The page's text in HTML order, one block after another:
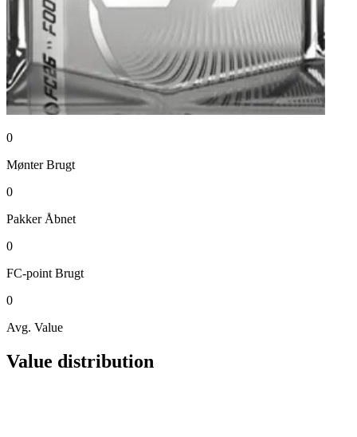
0
Mønter Brugt
0
Pakker Åbnet
0
FC-point Brugt
0
Avg. Value
Value distribution